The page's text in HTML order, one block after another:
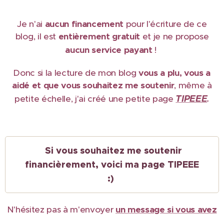
Je n'ai aucun financement pour l'écriture de ce
blog, il est entièrement gratuit et je ne propose
aucun service payant !
Donc si la lecture de mon blogvous a plu, vous a
aidé et que vous souhaitez me soutenir, même à
petite échelle, j'ai créé une petite page TIPEEE.
Si vous souhaitez me soutenir
financièrement, voici ma page TIPEEE
:)
N'hésitez pas à m'envoyer un message si vous avez